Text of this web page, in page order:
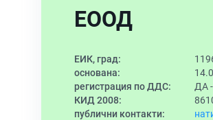
ЕООД
ЕИК, град:
основана:
регистрация по ДДС:
ДА
КИД 2008:
публични контакти: